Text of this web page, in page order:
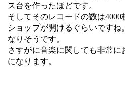
ス台を作ったほどです。
そしてそのレコードの数は4000
ショップが開けるぐらいですね
なりそうです。
さすがに音楽に関しても非常
になります。